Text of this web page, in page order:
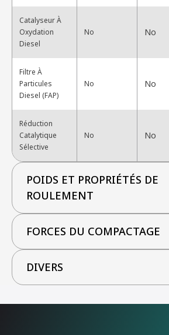
Catalyseur À
Oxydation
Diesel
No No
Filtre À
Particules
Diesel (FAP)
No No
Réduction
Catalytique
Sélective
No No
POIDS ET PROPRIÉTÉS DE
ROULEMENT
FORCES DU COMPACTAGE
DIVERS